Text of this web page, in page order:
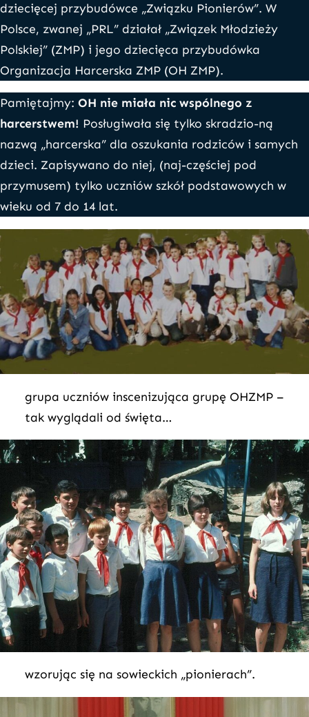
dziecięcej przybudówce „Związku Pionierów”. W
Polsce, zwanej „PRL” działał „Związek Młodzieży
Polskiej” (ZMP) i jego dziecięca przybudówka
Organizacja Harcerska ZMP (OH ZMP).
Pamiętajmy: OH nie miała nic wspólnego z
harcerstwem! Posługiwała się tylko skradzio-ną
nazwą „harcerska” dla oszukania rodziców i samych
dzieci. Zapisywano do niej, (naj-częściej pod
przymusem) tylko uczniów szkół podstawowych w
wieku od 7 do 14 lat.
grupa uczniów inscenizująca grupę OHZMP –
tak wyglądali od święta…
wzorując się na sowieckich „pionierach”.